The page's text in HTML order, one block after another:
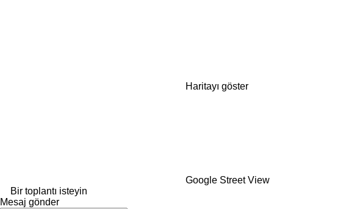
Haritayı göster
Google Street View
Bir toplantı isteyin
Mesaj gönder